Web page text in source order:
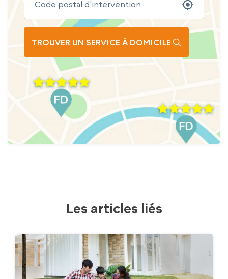
TROUVER UN SERVICE À DOMICILE
Les articles liés